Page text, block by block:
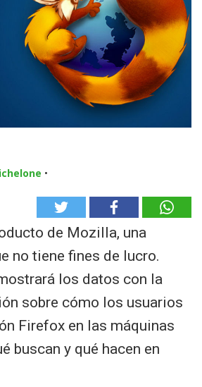
•
de Mozilla, una
no tiene fines de lucro.
los datos con la
sobre cómo los usuarios
Firefox en las máquinas
buscan y qué hacen en